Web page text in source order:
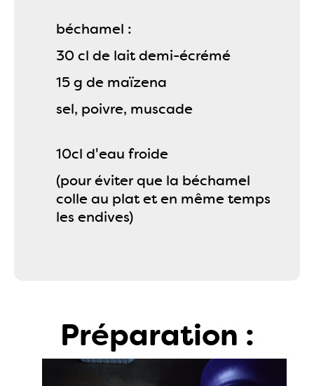
béchamel :
30 cl de lait demi-écrémé
15 g de maïzena
sel, poivre, muscade
10cl d'eau froide
(pour éviter que la béchamel
colle au plat et en même temps
les endives)
Préparation :